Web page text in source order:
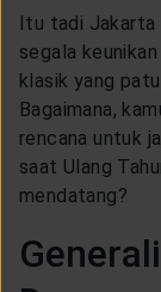
Itu tadi Jakarta
segala
klasik yang
Bagaimana,
rencana untuk
saat Ulang
mendatang?